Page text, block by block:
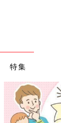
特集